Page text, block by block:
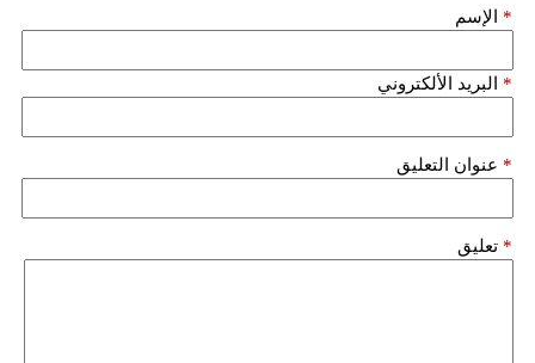
الإسم *
البريد الألكتروني *
عنوان التعليق *
تعليق *